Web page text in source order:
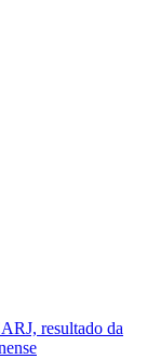
resultado da